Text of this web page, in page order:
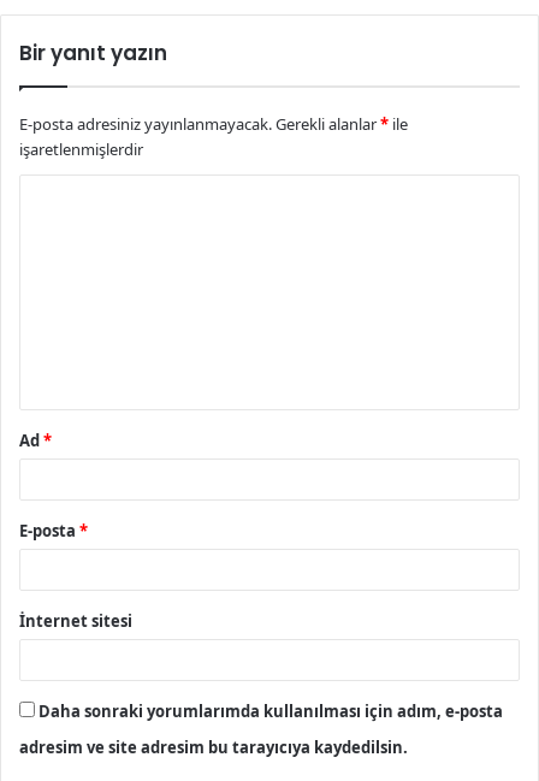
Bir yanıt yazın
E-posta adresiniz yayınlanmayacak.Gerekli alanlar* ile
işaretlenmişlerdir
Ad*
E-posta *
İnternet sitesi
Daha sonraki yorumlarımda kullanılması için adım, e-posta
adresim ve site adresim bu tarayıcıya kaydedilsin.